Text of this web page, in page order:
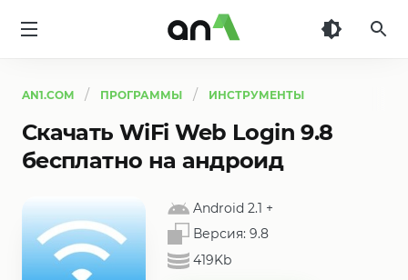
AN1.COM ПРОГРАММЫ ИНСТРУМЕНТЫ
Скачать WiFi Web Login 9.8
бесплатно на андроид
Android 2.1 +
Версия: 9.8
419Kb